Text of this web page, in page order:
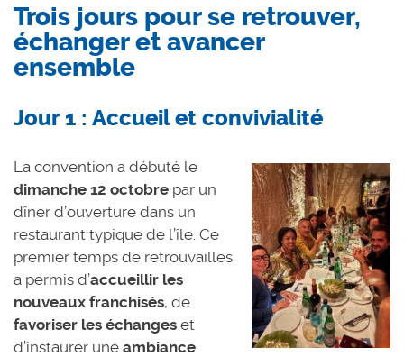
Trois jours pour se retrouver,
échanger et avancer
ensemble
Jour 1 : Accueil et convivialité
La convention a débuté le
dimanche 12 octobre par un
dîner d’ouverture dans un
restaurant typique de l’île. Ce
premier temps de retrouvailles
a permis d’accueillir les
nouveaux franchisés, de
favoriser les échanges et
d’instaurer une ambiance